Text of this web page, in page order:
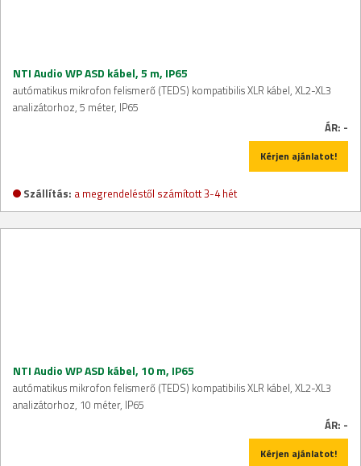
NTI Audio WP ASD kábel, 5 m, IP65
autómatikus mikrofon felismerő (TEDS) kompatibilis XLR kábel, XL2-XL3
analizátorhoz, 5 méter, IP65
ÁR: -
Kérjen ajánlatot!
Szállítás: a megrendeléstől számított 3-4 hét
NTI Audio WP ASD kábel, 10 m, IP65
autómatikus mikrofon felismerő (TEDS) kompatibilis XLR kábel, XL2-XL3
analizátorhoz, 10 méter, IP65
ÁR: -
Kérjen ajánlatot!